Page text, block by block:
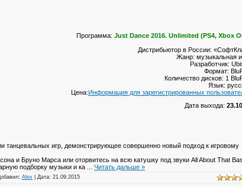
Программа: Just Dance 2016. Unlimited (PS4, Xbox
Дистрибьютор в России:
Жанр: музыкальная
Разработчик:
Формат:
Количество дисков: 1
Язык:
Цена:Информация для зарегистрированных
Дата выхода:
танцевальных игр, демонстрирующее совершенно новый подход к игровому
и Бруно Марса или оторвитесь на всю катушку под звуки All About That
подборку музыки и ка
Читать дальше »
Alex Дата: 21.09.2015